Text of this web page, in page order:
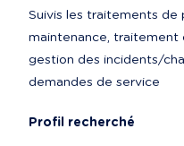
Suivis les traitements de
maintenance, traitement
gestion des incidents/
demandes de service
Profil recherché